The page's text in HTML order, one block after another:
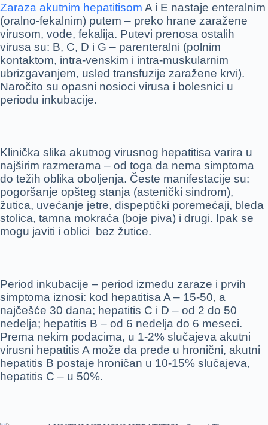
Zaraza akutnim hepatitisom A i E nastaje enteralnim
(oralno-fekalnim) putem – preko hrane zaražene
virusom, vode, fekalija. Putevi prenosa ostalih
virusa su: B, C, D i G – parenteralni (polnim
kontaktom, intra-venskim i intra-muskularnim
ubrizgavanjem, usled transfuzije zaražene krvi).
Naročito su opasni nosioci virusa i bolesnici u
periodu inkubacije.
Klinička slika akutnog virusnog hepatitisa varira u
najširim razmerama – od toga da nema simptoma
do težih oblika oboljenja. Česte manifestacije su:
pogoršanje opšteg stanja (astenički sindrom),
žutica, uvećanje jetre, dispeptički poremećaji, bleda
stolica, tamna mokraća (boje piva) i drugi. Ipak se
mogu javiti i oblici bez žutice.
Period inkubacije – period između zaraze i prvih
simptoma iznosi: kod hepatitisa A – 15-50, a
najčešće 30 dana; hepatitis C i D – od 2 do 50
nedelja; hepatitis B – od 6 nedelja do 6 meseci.
Prema nekim podacima, u 1-2% slučajeva akutni
virusni hepatitis A može da pređe u hronični, akutni
hepatitis B postaje hroničan u 10-15% slučajeva,
hepatitis C – u 50%.